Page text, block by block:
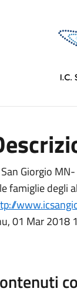
San Giorgio
famiglie degli
01 Mar 2018